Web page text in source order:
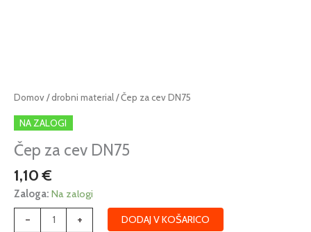
Domov/drobni material/ Čep za cev DN75
NA ZALOGI
Čep za cev DN75
1,10€
Zaloga: Na zalogi
-
Čep
za
cev
DN75
količina
+ DODAJ V KOŠARICO